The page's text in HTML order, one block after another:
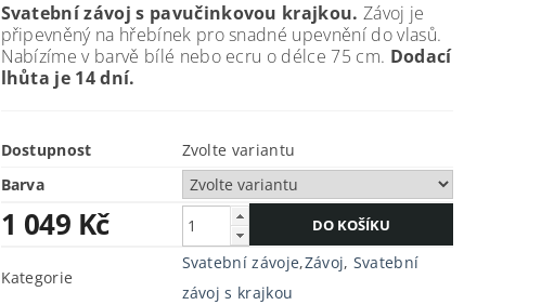
Svatební závoj s pavučinkovou krajkou. Závoj je
připevněný na hřebínek pro snadné upevnění do vlasů.
Nabízíme v barvě bílé nebo ecru o délce 75 cm. Dodací
lhůta je 14 dní.
Dostupnost
Zvolte variantu
Barva
1 049 Kč
Kategorie
Svatební závoje,Závoj, Svatební
závoj s krajkou